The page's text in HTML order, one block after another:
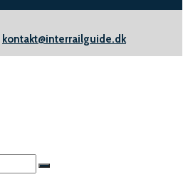
kontakt@interrailguide.dk